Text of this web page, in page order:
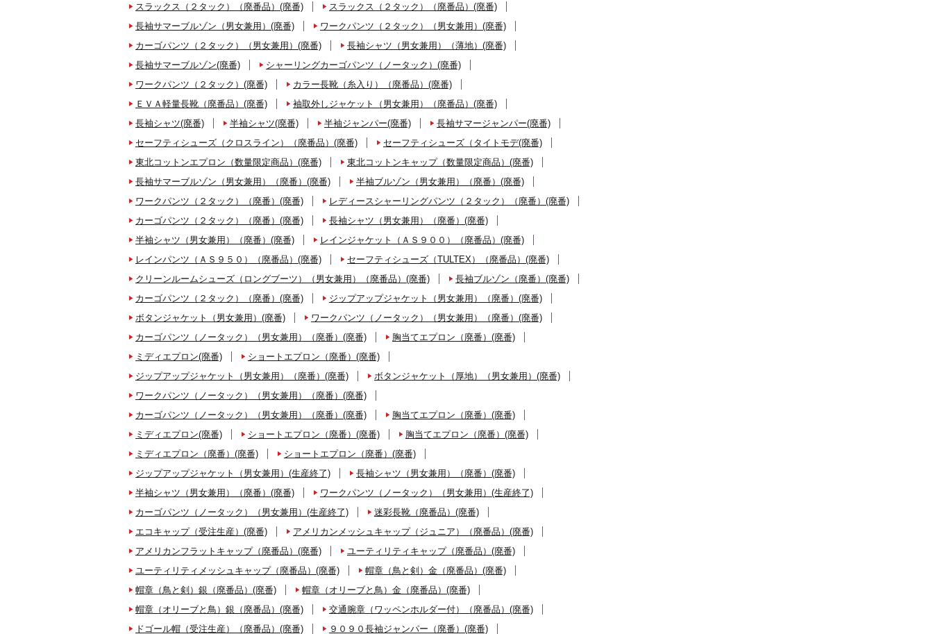
スラックス（２タック）（廃番品）(廃番)
スラックス（２タック）（廃番品）(廃番)
長袖サマーブルゾン（男女兼用）(廃番)
ワークパンツ（２タック）（男女兼用）(廃番)
カーゴパンツ（２タック）（男女兼用）(廃番)
長袖シャツ（男女兼用）（薄地）(廃番)
長袖サマーブルゾン(廃番)
シャーリングカーゴパンツ（ノータック）(廃番)
ワークパンツ（２タック）(廃番)
カラー長靴（糸入り）（廃番品）(廃番)
ＥＶＡ軽量長靴（廃番品）(廃番)
袖取外しジャケット（男女兼用）（廃番品）(廃番)
長袖シャツ(廃番)
半袖シャツ(廃番) 半袖ジャンパー(廃番)
長袖サマージャンパー(廃番)
セーフティシューズ（クロスライン）（廃番品）(廃番)
セーフティシューズ（タイトモデ(廃番)
東北コットンエプロン（数量限定商品）(廃番)
東北コットンキャップ（数量限定商品）(廃番)
長袖サマーブルゾン（男女兼用）（廃番）(廃番)
半袖ブルゾン（男女兼用）（廃番）(廃番)
ワークパンツ（２タック）（廃番）(廃番)
レディースシャーリングパンツ（２タック）（廃番）(廃番)
カーゴパンツ（２タック）（廃番）(廃番)
長袖シャツ（男女兼用）（廃番）(廃番)
半袖シャツ（男女兼用）（廃番）(廃番)
レインジャケット（ＡＳ９００）（廃番品）(廃番)
レインパンツ（ＡＳ９５０）（廃番品）(廃番)
セーフティシューズ（TULTEX）（廃番品）(廃番)
クリーンルームシューズ（ロングブーツ）（男女兼用）（廃番品）(廃番)
長袖ブルゾン（廃番）(廃番)
カーゴパンツ（２タック）（廃番）(廃番)
ジップアップジャケット（男女兼用）（廃番）(廃番)
ボタンジャケット（男女兼用）(廃番)
ワークパンツ（ノータック）（男女兼用）（廃番）(廃番)
カーゴパンツ（ノータック）（男女兼用）（廃番）(廃番)
胸当てエプロン（廃番）(廃番)
ミディエプロン(廃番)
ショートエプロン（廃番）(廃番)
ジップアップジャケット（男女兼用）（廃番）(廃番)
ボタンジャケット（厚地）（男女兼用）(廃番)
ワークパンツ（ノータック）（男女兼用）（廃番）(廃番)
カーゴパンツ（ノータック）（男女兼用）（廃番）(廃番)
胸当てエプロン（廃番）(廃番)
ミディエプロン(廃番)
ショートエプロン（廃番）(廃番)
胸当てエプロン（廃番）(廃番)
ミディエプロン（廃番）(廃番)
ショートエプロン（廃番）(廃番)
ジップアップジャケット（男女兼用）(生産終了)
長袖シャツ（男女兼用）（廃番）(廃番)
半袖シャツ（男女兼用）（廃番）(廃番)
ワークパンツ（ノータック）（男女兼用）(生産終了)
カーゴパンツ（ノータック）（男女兼用）(生産終了)
迷彩長靴（廃番品）(廃番)
エコキャップ（受注生産）(廃番)
アメリカンメッシュキャップ（ジュニア）（廃番品）(廃番)
アメリカンフラットキャップ（廃番品）(廃番)
ユーティリティキャップ（廃番品）(廃番)
ユーティリティメッシュキャップ（廃番品）(廃番)
帽章（鳥と剣）金（廃番品）(廃番)
帽章（鳥と剣）銀（廃番品）(廃番)
帽章（オリーブと鳥）金（廃番品）(廃番)
帽章（オリーブと鳥）銀（廃番品）(廃番)
交通腕章（ワッペンホルダー付）（廃番品）(廃番)
ドゴール帽（受注生産）（廃番品）(廃番)
９０９０長袖ジャンパー（廃番）(廃番)